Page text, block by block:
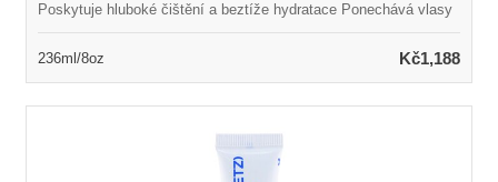
Poskytuje hluboké čištění a beztíže hydratace Ponechává vlasy
světlou, svěží vůní Neroli & Basil
236ml/8oz Kč1,188